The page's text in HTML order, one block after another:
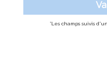
*Les champs suivis